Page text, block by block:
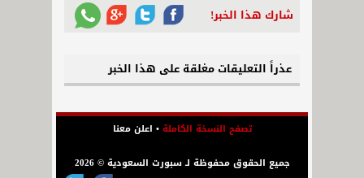
شارك هذا الخبر!
عذراً التعليقات مغلقة على هذا الخبر
تصفح النسخة الكاملة• اعلن معنا
جميع الحقوق محفوظة لـ سبورت السعودية © 2026